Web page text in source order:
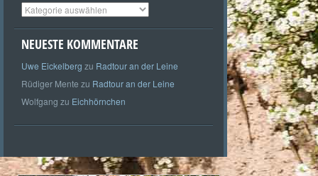
Meine
Beiträge
NEUESTE KOMMENTARE
Uwe Eickelberg zu Radtour an der Leine
Rüdiger Mente zu Radtour an der Leine
Wolfgang zu Eichhörnchen